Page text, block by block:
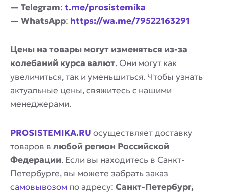
— Telegram: t.me/prosistemika
— WhatsApp: https://wa.me/79522163291
Цены на товары могут изменяться из-за
колебаний курса валют. Они могут как
увеличиться, так и уменьшиться. Чтобы узнать
актуальные цены, свяжитесь с нашими
менеджерами.
PROSISTEMIKA.RU осуществляет доставку
товаров в любой регион Российской
Федерации. Если вы находитесь в Санкт-
Петербурге, вы можете забрать заказ
самовывозом по адресу: Санкт-Петербург,